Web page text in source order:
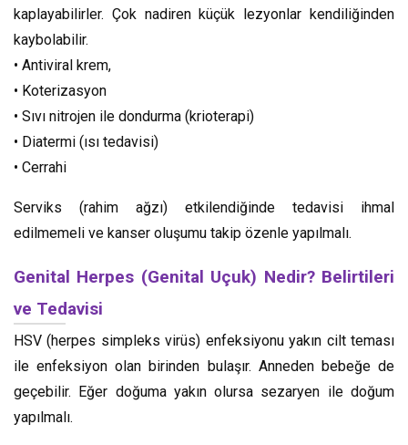
kaplayabilirler. Çok nadiren küçük lezyonlar kendiliğinden
kaybolabilir.
• Antiviral krem,
• Koterizasyon
• Sıvı nitrojen ile dondurma (krioterapi)
• Diatermi (ısı tedavisi)
• Cerrahi
Serviks (rahim ağzı) etkilendiğinde tedavisi ihmal
edilmemeli ve kanser oluşumu takip özenle yapılmalı.
Genital Herpes (Genital Uçuk) Nedir? Belirtileri
ve Tedavisi
HSV (herpes simpleks virüs) enfeksiyonu yakın cilt teması
ile enfeksiyon olan birinden bulaşır. Anneden bebeğe de
geçebilir. Eğer doğuma yakın olursa sezaryen ile doğum
yapılmalı.